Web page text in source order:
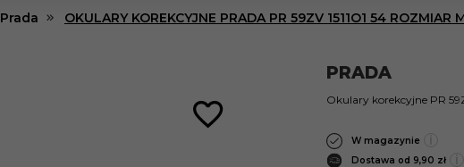
Prada OKULARY KOREKCYJNE PRADA PR 59ZV 1511O1 54 ROZMIAR
PRADA
Okulary korekcyjne PR
W magazynie
Dostawa od 9,90 zł